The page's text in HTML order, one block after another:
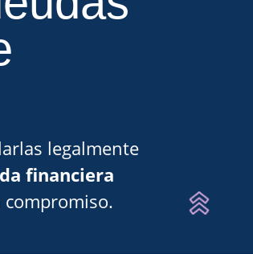
legalmente
financiera
compromiso.